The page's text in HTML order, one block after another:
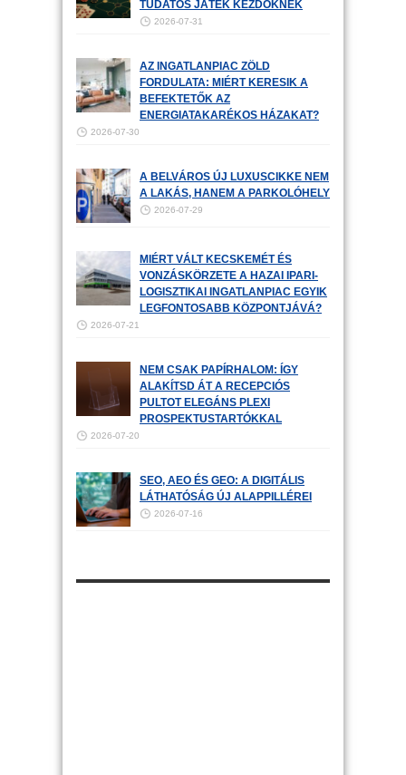
TUDATOS JÁTÉK KEZDŐKNEK
2026-07-31
AZ INGATLANPIAC ZÖLD
FORDULATA: MIÉRT KERESIK A
BEFEKTETŐK AZ
ENERGIATAKARÉKOS HÁZAKAT?
2026-07-30
A BELVÁROS ÚJ LUXUSCIKKE NEM
A LAKÁS, HANEM A PARKOLÓHELY
2026-07-29
MIÉRT VÁLT KECSKEMÉT ÉS
VONZÁSKÖRZETE A HAZAI IPARI-
LOGISZTIKAI INGATLANPIAC EGYIK
LEGFONTOSABB KÖZPONTJÁVÁ?
2026-07-21
NEM CSAK PAPÍRHALOM: ÍGY
ALAKÍTSD ÁT A RECEPCIÓS
PULTOT ELEGÁNS PLEXI
PROSPEKTUSTARTÓKKAL
2026-07-20
SEO, AEO ÉS GEO: A DIGITÁLIS
LÁTHATÓSÁG ÚJ ALAPPILLÉREI
2026-07-16